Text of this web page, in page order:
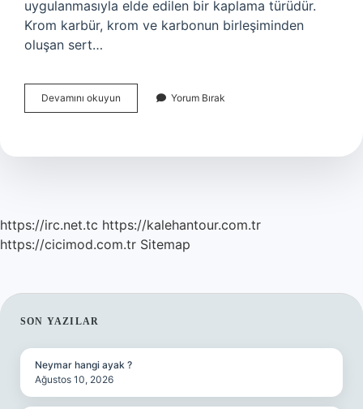
uygulanmasıyla elde edilen bir kaplama türüdür.
Krom karbür, krom ve karbonun birleşiminden
oluşan sert…
Devamını okuyun
Karbür
Yorum Bırak
https://irc.net.tc https://kalehantour.com.tr
https://cicimod.com.tr Sitemap
SIDEBAR
SON YAZILAR
Neymar hangi ayak ?
Ağustos 10, 2026